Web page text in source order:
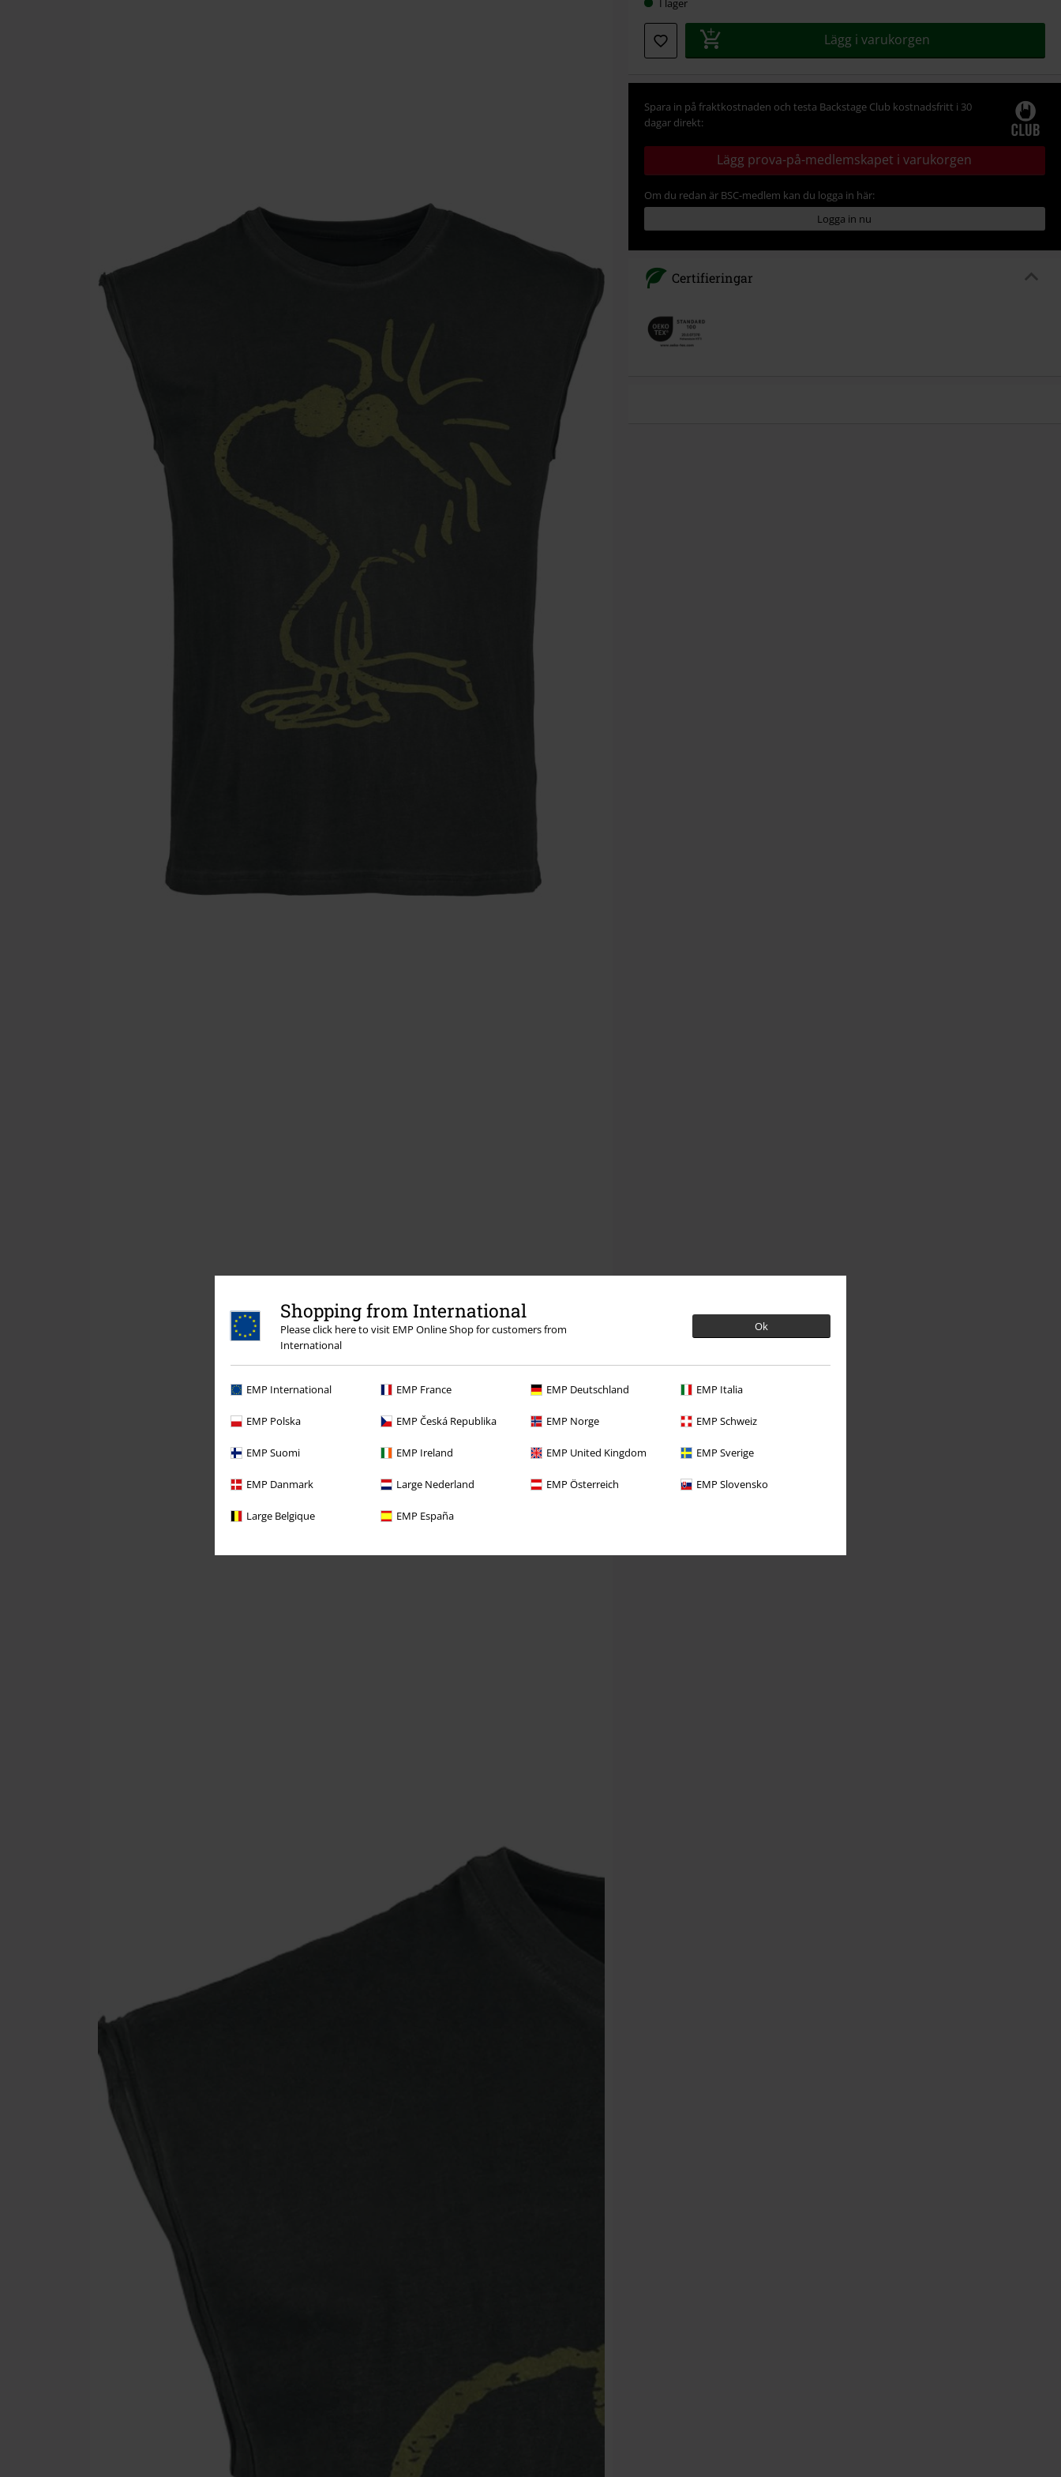
Shopping from International
Please click here to visit EMP Online Shop for customers from
International
Ok
EMP International EMP France EMP Deutschland EMP Italia
EMP Polska EMP Česká Republika EMP Norge EMP Schweiz
EMP Suomi EMP Ireland EMP United Kingdom EMP Sverige
EMP Danmark Large Nederland EMP Österreich EMP Slovensko
Large Belgique EMP España
Lägg i varukorgen
Spara in på fraktkostnaden och testa Backstage Club kostnadsfritt i 30
dagar direkt:
Lägg prova-på-medlemskapet i varukorgen
Om du redan är BSC-medlem kan du logga in här:
Logga in nu
Certifieringar